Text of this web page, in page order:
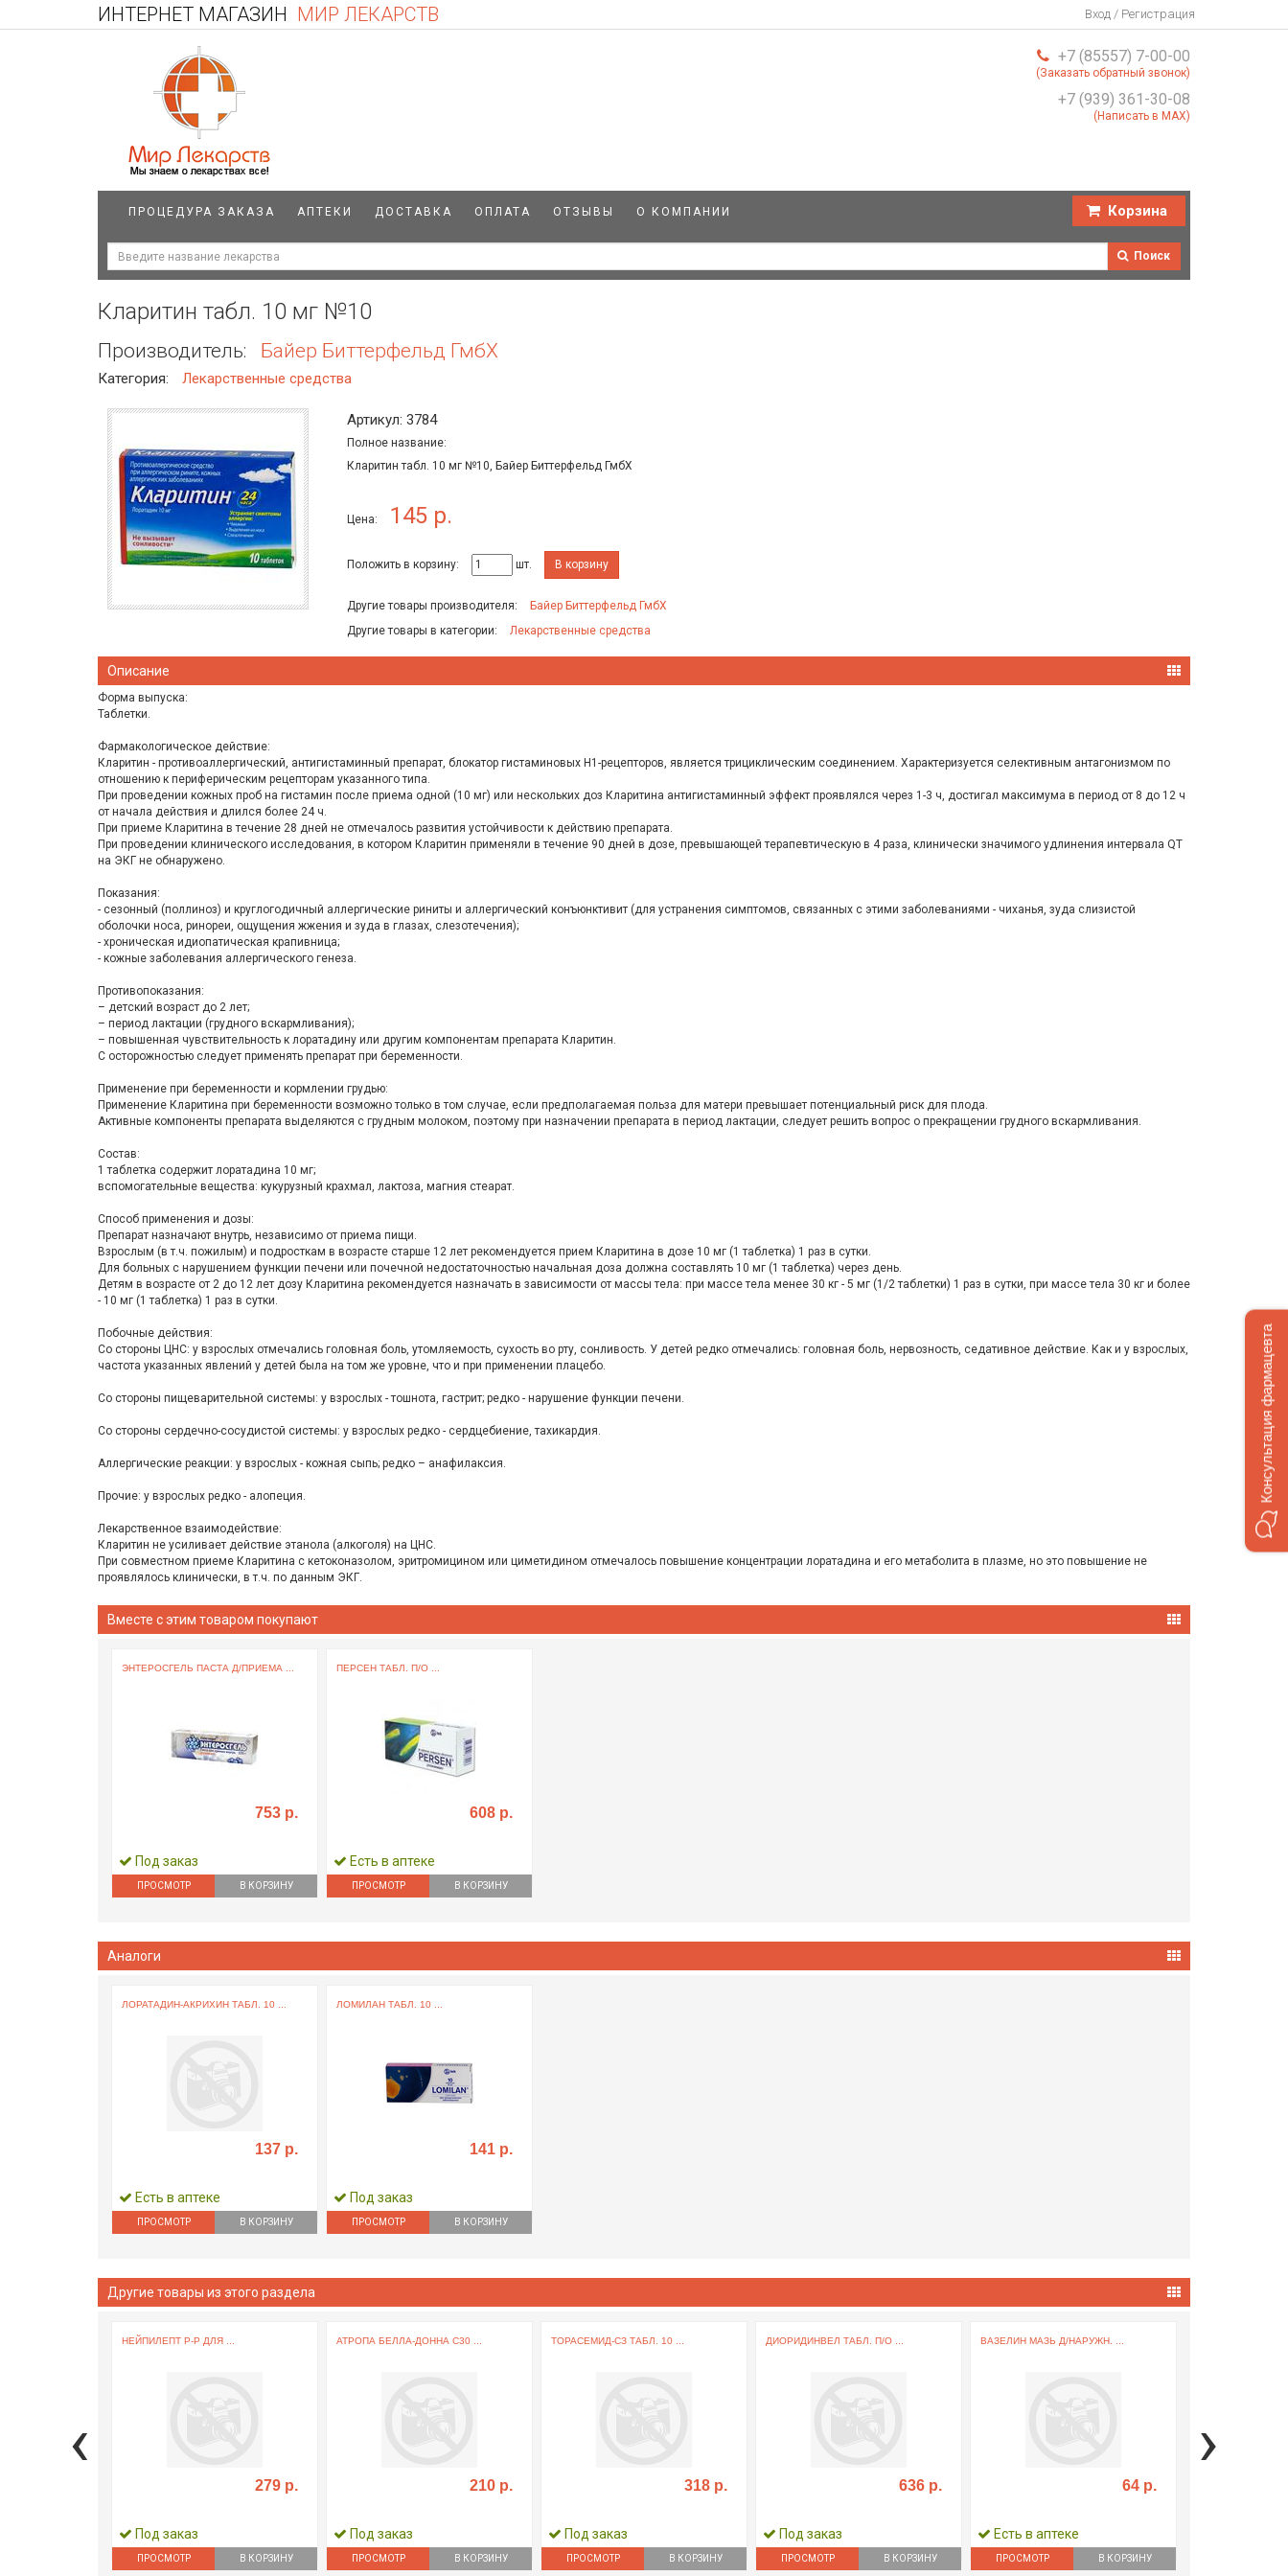
ИНТЕРНЕТ МАГАЗИН МИР ЛЕКАРСТВ Вход / Регистрация
+7 (85557) 7-00-00
(Заказать обратный звонок)
+7 (939) 361-30-08
(Написать в MAX)
ПРОЦЕДУРА ЗАКАЗА АПТЕКИ ДОСТАВКА ОПЛАТА ОТЗЫВЫ О КОМПАНИИ Корзина
Поиск
Кларитин табл. 10 мг №10
Производитель: Байер Биттерфельд ГмбХ
Категория: Лекарственные средства
Артикул: 3784
Полное название:
Кларитин табл. 10 мг №10, Байер Биттерфельд ГмбХ
Цена: 145 р.
Положить в корзину: шт. В корзину
Другие товары производителя:
Байер Биттерфельд ГмбХ
Другие товары в категории:
Лекарственные средства
Описание
Форма выпуска:
Таблетки.
Фармакологическое действие:
Кларитин - противоаллергический, антигистаминный препарат, блокатор гистаминовых H1-рецепторов, является трициклическим соединением. Характеризуется селективным антагонизмом по
отношению к периферическим рецепторам указанного типа.
При проведении кожных проб на гистамин после приема одной (10 мг) или нескольких доз Кларитина антигистаминный эффект проявлялся через 1-3 ч, достигал максимума в период от 8 до 12 ч
от начала действия и длился более 24 ч.
При приеме Кларитина в течение 28 дней не отмечалось развития устойчивости к действию препарата.
При проведении клинического исследования, в котором Кларитин применяли в течение 90 дней в дозе, превышающей терапевтическую в 4 раза, клинически значимого удлинения интервала QT
на ЭКГ не обнаружено.
Показания:
- сезонный (поллиноз) и круглогодичный аллергические риниты и аллергический конъюнктивит (для устранения симптомов, связанных с этими заболеваниями - чиханья, зуда слизистой
оболочки носа, ринореи, ощущения жжения и зуда в глазах, слезотечения);
- хроническая идиопатическая крапивница;
- кожные заболевания аллергического генеза.
Противопоказания:
– детский возраст до 2 лет;
– период лактации (грудного вскармливания);
– повышенная чувствительность к лоратадину или другим компонентам препарата Кларитин.
С осторожностью следует применять препарат при беременности.
Применение при беременности и кормлении грудью:
Применение Кларитина при беременности возможно только в том случае, если предполагаемая польза для матери превышает потенциальный риск для плода.
Активные компоненты препарата выделяются с грудным молоком, поэтому при назначении препарата в период лактации, следует решить вопрос о прекращении грудного вскармливания.
Состав:
1 таблетка содержит лоратадина 10 мг;
вспомогательные вещества: кукурузный крахмал, лактоза, магния стеарат.
Способ применения и дозы:
Препарат назначают внутрь, независимо от приема пищи.
Взрослым (в т.ч. пожилым) и подросткам в возрасте старше 12 лет рекомендуется прием Кларитина в дозе 10 мг (1 таблетка) 1 раз в сутки.
Для больных с нарушением функции печени или почечной недостаточностью начальная доза должна составлять 10 мг (1 таблетка) через день.
Детям в возрасте от 2 до 12 лет дозу Кларитина рекомендуется назначать в зависимости от массы тела: при массе тела менее 30 кг - 5 мг (1/2 таблетки) 1 раз в сутки, при массе тела 30 кг и более
- 10 мг (1 таблетка) 1 раз в сутки.
Побочные действия:
Со стороны ЦНС: у взрослых отмечались головная боль, утомляемость, сухость во рту, сонливость. У детей редко отмечались: головная боль, нервозность, седативное действие. Как и у взрослых,
частота указанных явлений у детей была на том же уровне, что и при применении плацебо.
Со стороны пищеварительной системы: у взрослых - тошнота, гастрит; редко - нарушение функции печени.
Со стороны сердечно-сосудистой системы: у взрослых редко - сердцебиение, тахикардия.
Аллергические реакции: у взрослых - кожная сыпь; редко – анафилаксия.
Прочие: у взрослых редко - алопеция.
Лекарственное взаимодействие:
Кларитин не усиливает действие этанола (алкоголя) на ЦНС.
При совместном приеме Кларитина с кетоконазолом, эритромицином или циметидином отмечалось повышение концентрации лоратадина и его метаболита в плазме, но это повышение не
проявлялось клинически, в т.ч. по данным ЭКГ.
Вместе с этим товаром покупают
ЭНТЕРОСГЕЛЬ ПАСТА Д/ПРИЕМА ...
753 р.
Под заказ
ПРОСМОТР В КОРЗИНУ
ПЕРСЕН ТАБЛ. П/О ...
608 р.
Есть в аптеке
ПРОСМОТР В КОРЗИНУ
Аналоги
ЛОРАТАДИН-АКРИХИН ТАБЛ. 10 ...
137 р.
Есть в аптеке
ПРОСМОТР В КОРЗИНУ
ЛОМИЛАН ТАБЛ. 10 ...
141 р.
Под заказ
ПРОСМОТР В КОРЗИНУ
Другие товары из этого раздела
НЕЙПИЛЕПТ Р-Р ДЛЯ ...
279 р.
Под заказ
ПРОСМОТР В КОРЗИНУ
АТРОПА БЕЛЛА-ДОННА С30 ...
210 р.
Под заказ
ПРОСМОТР В КОРЗИНУ
ТОРАСЕМИД-СЗ ТАБЛ. 10 ...
318 р.
Под заказ
ПРОСМОТР В КОРЗИНУ
ДИОРИДИНВЕЛ ТАБЛ. П/О ...
636 р.
Под заказ
ПРОСМОТР В КОРЗИНУ
ВАЗЕЛИН МАЗЬ Д/НАРУЖН. ...
64 р.
Есть в аптеке
ПРОСМОТР В КОРЗИНУ
‹ ›
Консультация фармацевта